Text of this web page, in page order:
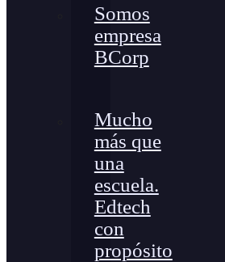
Somos
empresa
BCorp
Mucho
más que
una
escuela.
Edtech
con
propósito